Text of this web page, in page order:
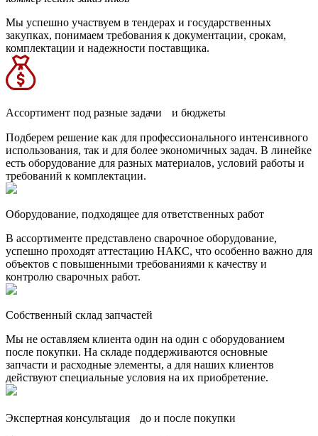
Мы успешно участвуем в тендерах и государственных
закупках, понимаем требования к документации, срокам,
комплектации и надежности поставщика.
Ассортимент под разные задачи и бюджеты
Подберем решение как для профессионального интенсивного
использования, так и для более экономичных задач. В линейке
есть оборудование для разных материалов, условий работы и
требований к комплектации.
Оборудование, подходящее для ответственных работ
В ассортименте представлено сварочное оборудование,
успешно проходят аттестацию НАКС, что особенно важно для
объектов с повышенными требованиями к качеству и
контролю сварочных работ.
Собственный склад запчастей
Мы не оставляем клиента один на один с оборудованием
после покупки. На складе поддерживаются основные
запчасти и расходные элементы, а для наших клиентов
действуют специальные условия на их приобретение.
Экспертная консультация до и после покупки